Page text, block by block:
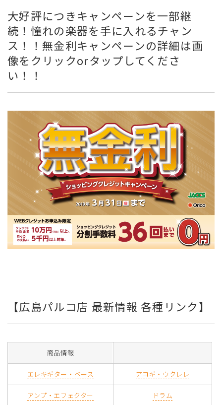
大好評につきキャンペーンを一部継
続！憧れの楽器を手に入れるチャン
ス！！無金利キャンペーンの詳細は画
像をクリックorタップしてくださ
い！！
【広島パルコ店 最新情報 各種リンク】
商品情報
エレキギター・ベース アコギ・ウクレレ
アンプ・エフェクター ドラム